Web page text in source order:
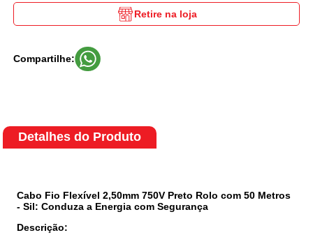
Retire na loja
Compartilhe:
Detalhes do Produto
Cabo Fio Flexível 2,50mm 750V Preto Rolo com 50 Metros
- Sil: Conduza a Energia com Segurança
Descrição: